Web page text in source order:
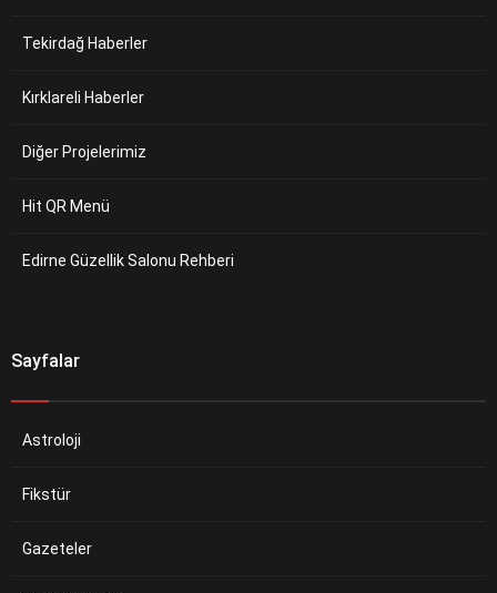
Tekirdağ Haberler
Kırklareli Haberler
Diğer Projelerimiz
Hit QR Menü
Edirne Güzellik Salonu Rehberi
Sayfalar
Astroloji
Fikstür
Gazeteler